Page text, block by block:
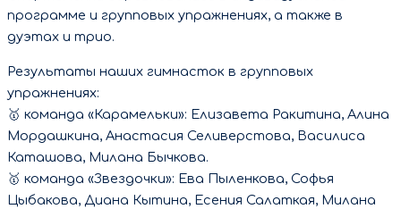
программе и групповых упражнениях, а также в
дуэтах и трио.
Результаты наших гимнасток в групповых
упражнениях:
🥇 команда «Карамельки»: Елизавета Ракитина, Алина
Мордашкина, Анастасия Селиверстова, Василиса
Каташова, Милана Бычкова.
🥇 команда «Звездочки»: Ева Пыленкова, Софья
Цыбакова, Диана Кытина, Есения Салаткая, Милана